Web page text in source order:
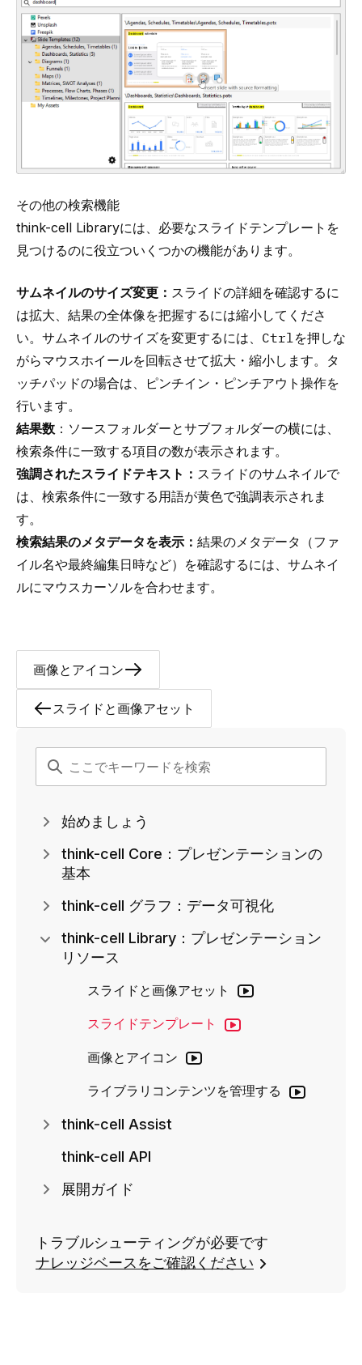
その他の検索機能
think-cell Libraryには、必要なスライドテンプレートを
見つけるのに役立ついくつかの機能があります。
サムネイルのサイズ変更： スライドの詳細を確認するに
は拡大、結果の全体像を把握するには縮小してくださ
い。サムネイルのサイズを変更するには、 Ctrl を押しな
がらマウスホイールを回転させて拡大・縮小します。タ
ッチパッドの場合は、ピンチイン・ピンチアウト操作を
行います。
結果数 ：ソースフォルダーとサブフォルダーの横には、
検索条件に一致する項目の数が表示されます。
強調されたスライドテキスト： スライドのサムネイルで
は、検索条件に一致する用語が黄色で強調表示されま
す。
検索結果のメタデータを表示： 結果のメタデータ（ファ
イル名や最終編集日時など）を確認するには、サムネイ
ルにマウスカーソルを合わせます。
スライドと画像アセット
画像とアイコン
始めましょう
think-cell Core：プレゼンテーションの
基本
think-cell グラフ：データ可視化
think-cell Library：プレゼンテーション
リソース
スライドと画像アセット
スライドテンプレート
画像とアイコン
ライブラリコンテンツを管理する
think-cell Assist
think-cell API
展開ガイド
トラブルシューティングが必要です
ナレッジベースをご確認ください